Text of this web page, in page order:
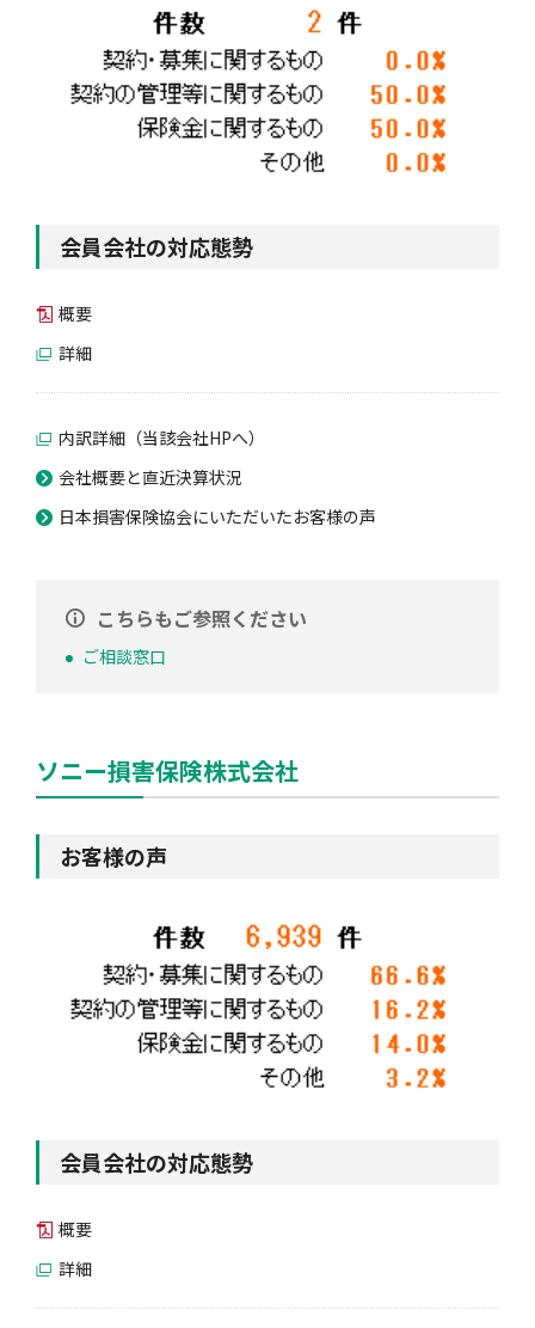
会員会社の対応態勢
概要
詳細
内訳詳細（当該会社HPへ）
会社概要と直近決算状況
日本損害保険協会にいただいたお客様の声
こちらもご参照ください
ご相談窓口
ソニー損害保険株式会社
お客様の声
会員会社の対応態勢
概要
詳細